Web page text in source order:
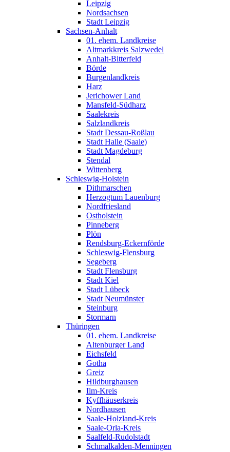
Leipzig
Nordsachsen
Stadt Leipzig
Sachsen-Anhalt
01. ehem. Landkreise
Altmarkkreis Salzwedel
Anhalt-Bitterfeld
Börde
Burgenlandkreis
Harz
Jerichower Land
Mansfeld-Südharz
Saalekreis
Salzlandkreis
Stadt Dessau-Roßlau
Stadt Halle (Saale)
Stadt Magdeburg
Stendal
Wittenberg
Schleswig-Holstein
Dithmarschen
Herzogtum Lauenburg
Nordfriesland
Ostholstein
Pinneberg
Plön
Rendsburg-Eckernförde
Schleswig-Flensburg
Segeberg
Stadt Flensburg
Stadt Kiel
Stadt Lübeck
Stadt Neumünster
Steinburg
Stormarn
Thüringen
01. ehem. Landkreise
Altenburger Land
Eichsfeld
Gotha
Greiz
Hildburghausen
Ilm-Kreis
Kyffhäuserkreis
Nordhausen
Saale-Holzland-Kreis
Saale-Orla-Kreis
Saalfeld-Rudolstadt
Schmalkalden-Menningen